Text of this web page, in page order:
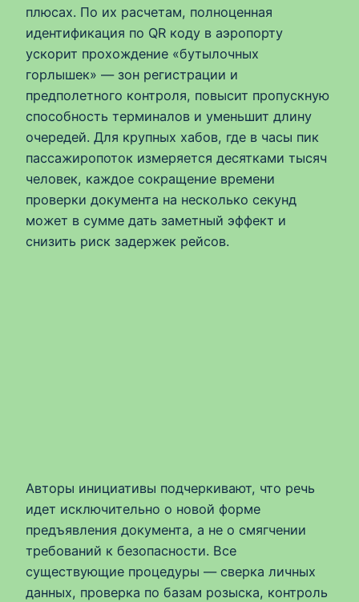
плюсах. По их расчетам, полноценная
идентификация по QR коду в аэропорту
ускорит прохождение «бутылочных
горлышек» — зон регистрации и
предполетного контроля, повысит пропускную
способность терминалов и уменьшит длину
очередей. Для крупных хабов, где в часы пик
пассажиропоток измеряется десятками тысяч
человек, каждое сокращение времени
проверки документа на несколько секунд
может в сумме дать заметный эффект и
снизить риск задержек рейсов.
Авторы инициативы подчеркивают, что речь
идет исключительно о новой форме
предъявления документа, а не о смягчении
требований к безопасности. Все
существующие процедуры — сверка личных
данных, проверка по базам розыска, контроль